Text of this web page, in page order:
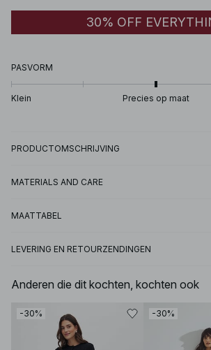
30% OFF
PASVORM
Klein Precies op maat
PRODUCTOMSCHRIJVING
MATERIALS AND CARE
MAATTABEL
LEVERING EN RETOURZENDINGEN
Anderen die dit kochten, kochten ook
-30% -30%